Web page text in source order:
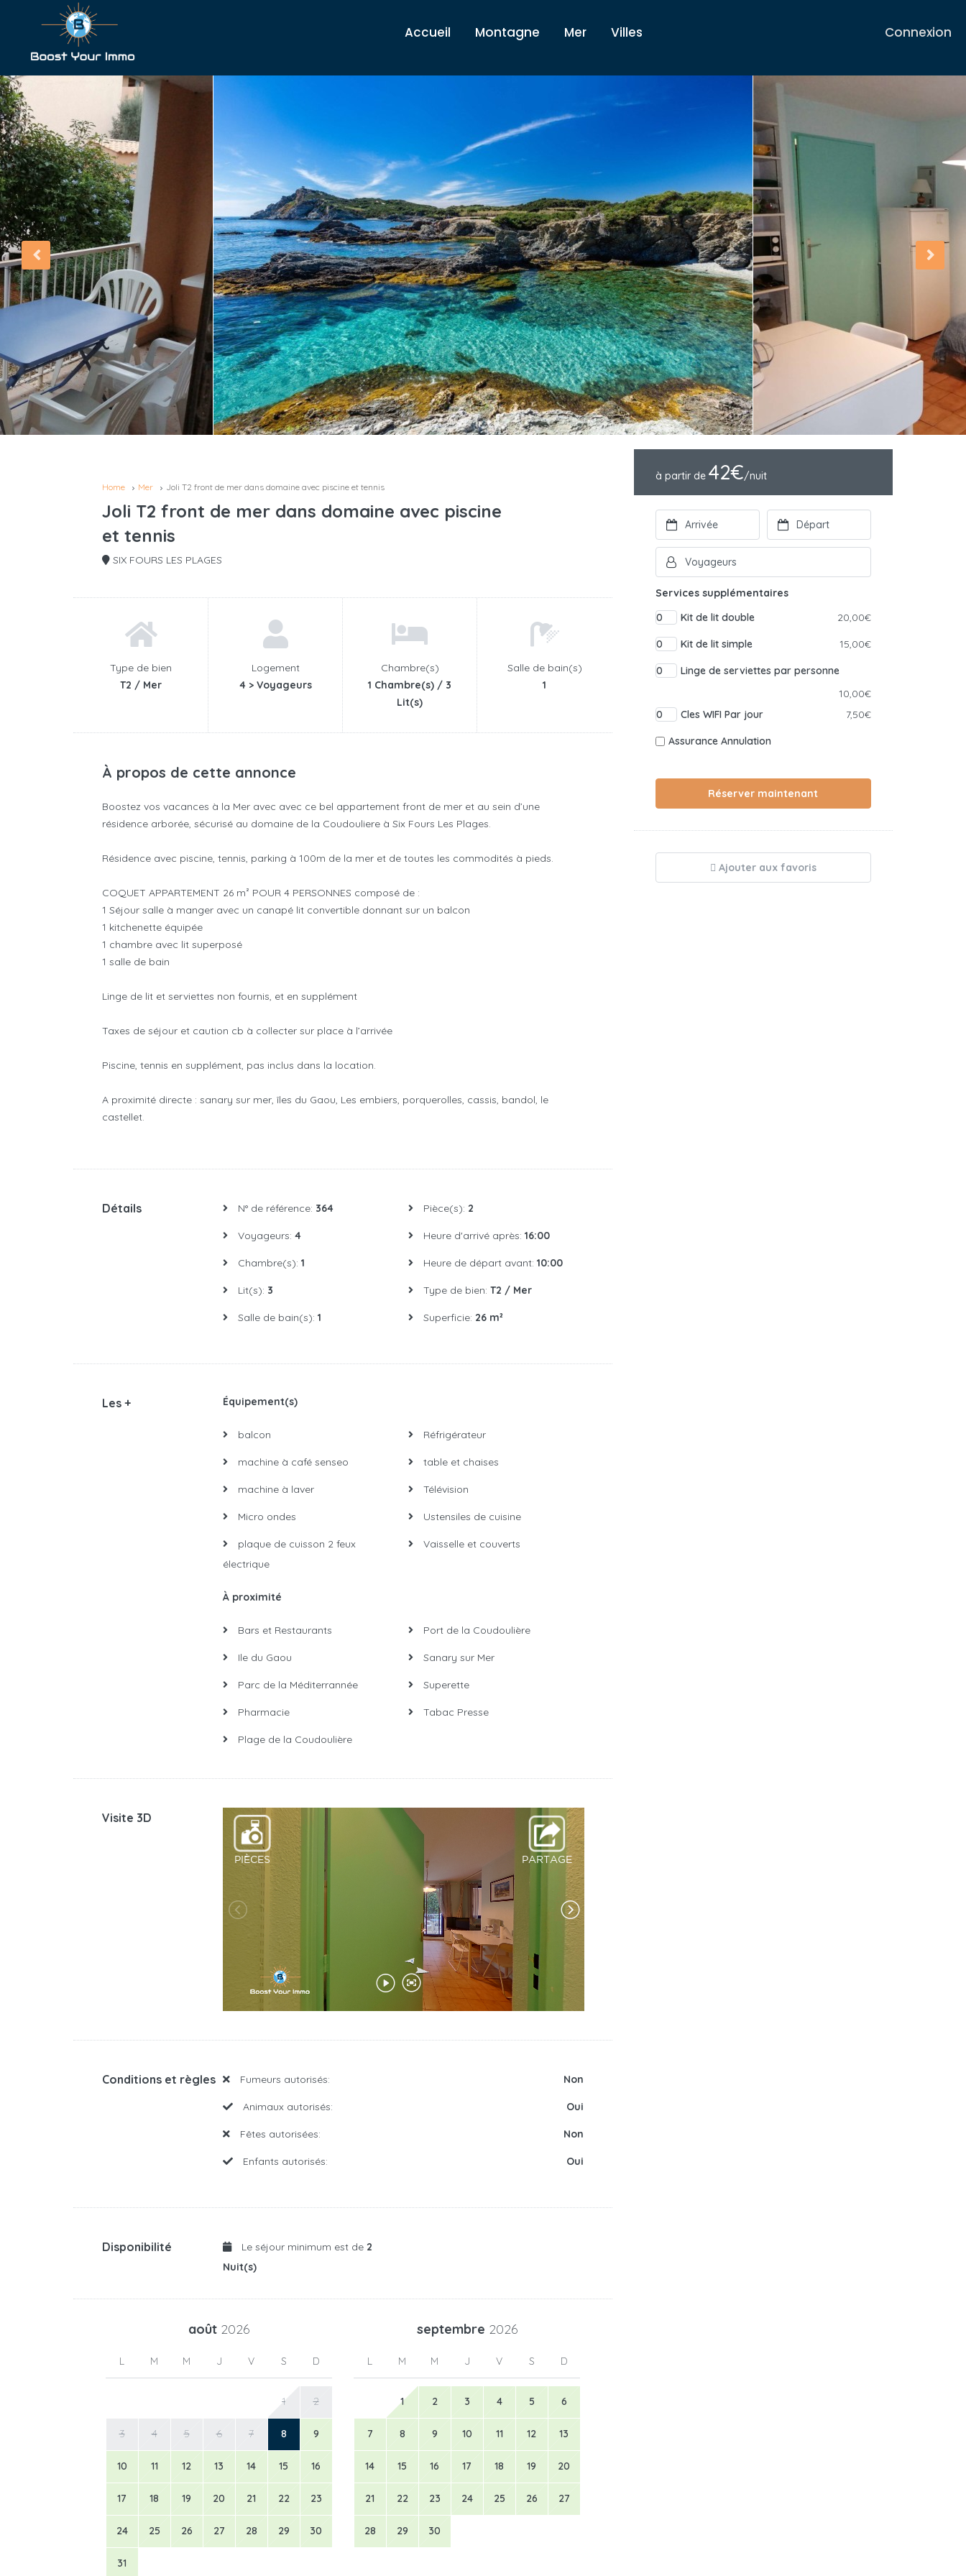
Accueil Montagne Mer Villes Connexion
Home Mer Joli T2 front de mer dans domaine avec piscine et tennis
Joli T2 front de mer dans domaine avec piscine
et tennis
SIX FOURS LES PLAGES
Type de bien
T2 / Mer
Logement
4 > Voyageurs
Chambre(s)
1 Chambre(s) / 3
Lit(s)
Salle de bain(s)
1
À propos de cette annonce
Boostez vos vacances à la Mer avec avec ce bel appartement front de mer et au sein d’une
résidence arborée, sécurisé au domaine de la Coudouliere à Six Fours Les Plages.
Résidence avec piscine, tennis, parking à 100m de la mer et de toutes les commodités à pieds.
COQUET APPARTEMENT 26 m² POUR 4 PERSONNES composé de :
1 Séjour salle à manger avec un canapé lit convertible donnant sur un balcon
1 kitchenette équipée
1 chambre avec lit superposé
1 salle de bain
Linge de lit et serviettes non fournis, et en supplément
Taxes de séjour et caution cb à collecter sur place à l’arrivée
Piscine, tennis en supplément, pas inclus dans la location.
A proximité directe : sanary sur mer, îles du Gaou, Les embiers, porquerolles, cassis, bandol, le
castellet.
Détails N° de référence: 364
Voyageurs: 4
Chambre(s): 1
Lit(s): 3
Salle de bain(s): 1
Pièce(s): 2
Heure d'arrivé après: 16:00
Heure de départ avant: 10:00
Type de bien: T2 / Mer
Superficie: 26 m²
Les + Équipement(s)
balcon
machine à café senseo
machine à laver
Micro ondes
plaque de cuisson 2 feux
électrique
Réfrigérateur
table et chaises
Télévision
Ustensiles de cuisine
Vaisselle et couverts
À proximité
Bars et Restaurants
Ile du Gaou
Parc de la Méditerrannée
Pharmacie
Plage de la Coudoulière
Port de la Coudoulière
Sanary sur Mer
Superette
Tabac Presse
Visite 3D
Conditions et règles Fumeurs autorisés: Non
Animaux autorisés: Oui
Fêtes autorisées: Non
Enfants autorisés: Oui
Disponibilité Le séjour minimum est de 2
Nuit(s)
août 2026
L M M J V S D
1 2
3 4 5 6 7 8 9
10 11 12 13 14 15 16
17 18 19 20 21 22 23
24 25 26 27 28 29 30
31
septembre 2026
L M M J V S D
1 2 3 4 5 6
7 8 9 10 11 12 13
14 15 16 17 18 19 20
21 22 23 24 25 26 27
28 29 30
à partir de 42€/nuit
Services supplémentaires
Kit de lit double
20,00€
Kit de lit simple 15,00€
Linge de serviettes par personne
10,00€
Cles WIFI Par jour
7,50€
Assurance Annulation
Réserver maintenant
Ajouter aux favoris